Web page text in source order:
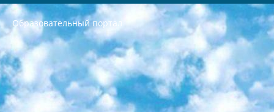
Образовательный портал
РЕСПУБЛИКА УЗБЕКИСТАН МИНИСТРЕРСТВО ДОШКОЛЬНОГО И ШКОЛЬНОГО ОБРАЗОВАНИЯ КОМАНДА в общеобразовательных учреждениях в 2023-2024 учебном году организация и проведение итоговой государственной аттестации обучающихся о Министра дошкольного и школьного образования Республики Узбекистан от 4 марта 2008 года (постановлением Минюста от 20 марта 2008 года № 1778 государственной регистрации) «Итоговое состояние учащихся общего среднего образования на основании положения об утверждении положения об аттестации общего среднего образования выпускной экзамен студентов в образовательных учреждениях в 2023-2024 учебном году В целях организации и прохождения аттестации приказываю: 1. Следующее: перечень предметов, по которым будет проводиться итоговая государственная аттестация и экзамен формы перевода согласно приложению 1; сертификаты международного образца, оценивающие уровень владения иностранными языками перечень согласно приложению 2; 2. Педагогический при специализированных образовательных учреждениях. научно-практический центр квалификации и международной оценки (Д.Давидова) 2024 г. До 25 марта: задания по предметам, по которым будет проводиться итоговая аттестация разработка и утверждение технических условий; итоговая аттестация на основании разработанного предметного задания разработка вопросов по предметам (устно и письменно), экзамен передача; общеобразовательные средние школы и специальные учебные заведения учащиеся выпускных классов школ и интернатов в агентской системе подготовка базы данных экзаменационных материалов и критериев оценки; перевод базы экзаменационных материалов на все языки обучения подать в Республиканский образовательный центр для изготовления; варианты экзаменов на основе разработанных контрольных материалов пусть будут поставлены задачи формирования. 3. Республиканский образовательный центр (Ш.Худайкулов) до 5 апреля 2024 года. до: база данных предоставленных экзаменационных материалов на все языки обучения перевод и экспертиза; для слепых, слабовидящих, глухих, слабослышащих и умственно отсталых детей учащиеся выпускных классов специализированных школ и школ-интернатов база данных экзаменационных материалов на всех преподаваемых языках подготовка критериев оценки; специализированные школы для умственно отсталых детей и технологии для учащихся выпускных классов школ-интернатов разработка соответствующих рекомендаций и критериев проведения ЕГЭ по естествознанию давать задания. 4. Педагогический при специализированных образовательных учреждениях. Научно-практический центр навыков и международной оценки (Д.Давидова), Республика образовательный центр (Худайкулов Ш.) итоговый государственный аттестационный экзамен ориентирован на творческое и логическое мышление при подготовке базы материалов учитывать введение заданий. 5. Следует отметить, что: сертификат государственного образца о знании общеобразовательного предмета и как минимум национальный уровень B1 по предметам на иностранных языках, указанным в Приложении 2. или международно признанный сертификат эквивалентного уровня студенты, изучающие определенный предмет, освобождаются от экзамена; по соответствующим предметам запланирована итоговая государственная аттестация за день до дня, путем жеребьевки Рабочей группой (в письменной форме по предметам, проводимым в форме) из числа сформированных вариантов выбрано 2 варианта; 2 выбранных варианта экзамена анонсированы на официальном сайте министерства и все выпускники по всей стране на основе этих вариантов проводит итоговую государственную аттестацию. 6. Государственное образование учащихся средних общеобразовательных учреждений. знания в соответствии с квалификационными требованиями, которые необходимо приобрести на основании стандартов итоговый (выпускной) контроль для 9 и 11 классов в целях тестирования Экзамены (далее – экзамены) состоят из предметов, перечисленных в приложении 1. будет сделано. 7. Экзамены пройдут с 26 мая по 15 июня 2024 г. (кроме науки физического воспитания). 8. Физическая для учащихся 9 классов общесредних образовательных учреждений. Экзамены по предмету «Образование, квалификация медицина» 1-6 мая 2024 года. сотрудники перевести под присмотр (с отклонениями в физическом или умственном развитии) специализированная школа для детей, школы-интернаты и со сколиозом школы-интернаты санаторного типа для больных детей исключены). 9. Он был слепым, слабовидящим и имел нарушения опорно-двигательного аппарата. экзамены в специализированных школах и интернатах для детей должны проводиться исходя из требований, предъявляемых к общеобразовательным учреждениям (физкультура кроме науки). 10. Специализированная школа для глухих и слабослышащих детей. и экзамены в интернатах и быть реализован в виде письменного теста по математике. 11. Специальность для умственно отсталых детей. Для 9 класса Родной язык и литературное письмо Государственный язык (язык обучения – узбекский). для неклассов) написано Математическое письмо Письменная/устная история Узбекистана Физическое воспитание практично Итоговый контроль Для 11 класса Написание родного языка и литературы (эссе) Математическое письмо Узбекский язык (обучение на узбекском языке) не посещающее общее среднее образование для учреждений)/Образовательное учреждение выбор письменный и устный Иностранный язык письменный/устный Письменная/устная история Узбекистана *По выбору студента:  Химия  Физика  Основы государственного права  География 10 бесплатных образовательных ресурсов - Мы составили подборку онлайн-проектов с интерактивными упражнениями, видеолекциями и статьями. Они помогут вам обрести новые и освежить старые знания бесплатно. 1. «ИНТУИТ» Старейшая образовательная площадка Рунета. Здесь вы найдёте сотни текстовых и видеокурсов на десятки различных тем — от программирования до психологии. Многие курсы подготовлены российскими университетами и крупными международными компаниями вроде Intel и Microsoft. Самостоятельное обучение бесплатное, но желающие могут оплатить услуги персональных наставников. 2. «Смартия» знакомит с актуальными профессиями и подсказывает, как им обучаться. Выбрав заинтересовавшую вас специальность — SMM-специалист, фотограф, веб-дизайнер или другую, — увидите список необходимых для неё умений. Чтобы вы могли освоить их самостоятельно, для каждого умения площадка отображает подборку ссылок на учебные материалы. Хотя «Смартия» ориентируется на русскоязычную аудиторию, часть контента всё же доступна только на английском. 3. «Лекторий Физтеха» Проект Московского физико-технического института (Физтеха). С его помощью вы можете смотреть онлайн серии лекций, записанные на видео в этом вузе. В числе доступных предметов — физика, биология, химия, информационные технологии и другие. К некоторым лекциям администрация ресурса прилагает готовые конспекты, которые можно скачивать в PDF-формате. 4. ITMOcourses Онлайн-площадка Санкт-Петербургского национального исследовательского университета информационных технологий, механики и оптики (ИТМО). Ресурс предоставляет свободный доступ к курсам, разработанным в этом вузе. Каталог материалов разбит на четыре категории: «Оптические системы и технологии», «Приборостроение и робототехника», «Информационные технологии» и «Биотехнологии». Курсы состоят из видеолекций, интерактивных демонстраций и заданий. 5. «КиберЛенинка» Электронная научная библиотека открытого доступа. Каталог площадки регулярно обрастает текстами статей из различных научных изданий. Сгруппированные по журналам и рубрикам публикации можно читать онлайн или скачивать целиком в PDF-формате. Проект нацелен на популяризацию науки за счёт открытого доступа к качественной информации. 6. «ПостНаука» На этом ресурсе публикуют подборки видеолекций, составленные экспертами из разных отраслей и объединённые общими темами. Среди них, к примеру, есть серии «Биоинформатика и геномика», «Культура средневековой Скандинавии» и Cinema Studies о теории кино. Каждая подборка лекций — логически связанная история, рассказанная экспертом от первого лица. Кроме того, на сайте появляются научно-образовательные статьи и тесты на разные темы. 7. «Newочём» Команда проекта «Newочём» отбирает самые интересные тексты из англоязычных СМИ и переводит те из них, за которые голосуют участники сообщества «ВКонтакте». По большей части это научно-популярные статьи. Редакторы придумывают лишь заголовки, в остальном содержание переводов соответствует оригиналам. Полные тексты можно читать прямо в социальной сети. 8. InternetUrok Онлайн-база материалов по основным дисциплинам школьной программы. Информация на сайте структурирована по классам, предметам и темам (урокам). Каждый урок состоит из видеолекций и конспектов. Есть также интерактивные тренажёры и тесты для закрепления пройденного материала. Даже если вы давно окончили школу, возможность повторить программу старших классов всегда может пригодиться. 9. Edutainme Ещё один ресурс об образовании. В отличие от Newtonew, как мне кажется, Edutainme больше ориентируется на представителей индустрии: педагогов, предпринимателей, разработчиков образовательных проектов. Но и любой, кто просто стремится к саморазвитию, найдёт на сайте много полезного и интересного для себя. Например, информацию о новых курсах и образовательных сервисах. 10. Newtonew Онлайн-медиа об образовании и обучении в широком смысле. Авторы Newtonew пишут об инструментах, заведениях, тактиках и стратегиях, которые помогают учить других и получать новые знания самостоятельно. На этой площадке вы найдёте новости, обзоры, аналитические мат